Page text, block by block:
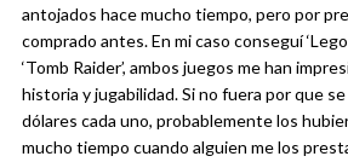
antojados hace mucho tiempo, pero por
comprado antes. En mi caso conseguí
‘Tomb Raider’, ambos juegos me han
historia y jugabilidad. Si no fuera por que
dólares cada uno, probablemente los
mucho tiempo cuando alguien me los